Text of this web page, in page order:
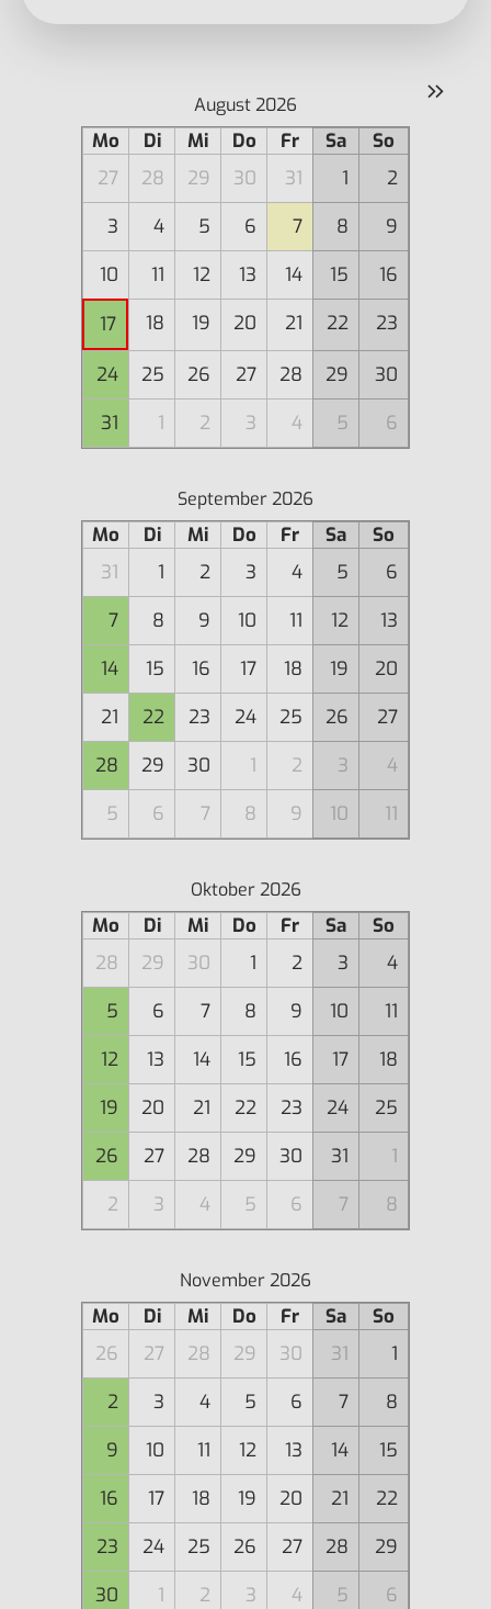
»
August 2026
Mo Di Mi Do Fr Sa
So
27
28 29 30 31 1
2
3
4 5 6 7 8
9
10
11 12 13 14 15
16
17
18 19 20 21 22 23
24 25 26 27 28 29
30
31
1 2 3 4 5 6
September 2026
Mo Di Mi Do Fr Sa
So
31
1 2 3 4 5
6
7
8 9 10 11 12
13
14
15 16 17 18 19
20
21
22 23 24 25 26
27
28
29 30 1 2 3
4
5
6 7 8 9 10 11
Oktober 2026
Mo Di Mi Do Fr Sa
So
28
29 30 1 2 3
4
5
6 7 8 9 10
11
12
13 14 15 16 17
18
19
20 21 22 23 24
25
26
27 28 29 30 31
1
2
3 4 5 6 7 8
November 2026
Mo Di Mi Do Fr Sa
So
26
27 28 29 30 31
1
2
3 4 5 6 7
8
9
10 11 12 13 14
15
16
17 18 19 20 21
22
23
24 25 26 27 28
29
30
1 2 3 4 5 6